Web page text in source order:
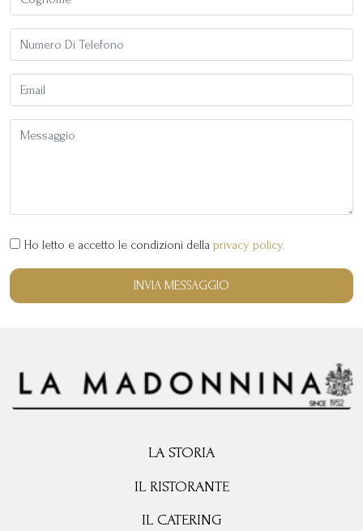
Ho letto e accetto le condizioni della privacy policy.
INVIA MESSAGGIO
LA STORIA
IL RISTORANTE
IL CATERING